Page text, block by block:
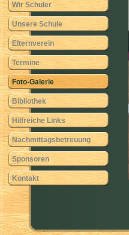
Wir Schüler
Unsere Schule
Elternverein
Termine
Foto-Galerie
Bibliothek
Hilfreiche Links
Nachmittagsbetreuung
Sponsoren
Kontakt